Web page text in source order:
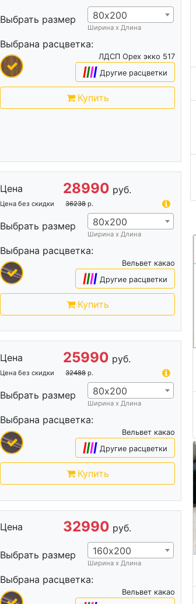
Выбрать размер 80х200
Ширина х Длина
Выбрана расцветка:
ЛДСП Орех экко 517
|||| Другие расцветки
Купить
Цена 28990 руб.
Цена без скидки 36238 р.
Выбрать размер 80х200
Ширина х Длина
Выбрана расцветка:
Вельвет какао
|||| Другие расцветки
Купить
Цена 25990 руб.
Цена без скидки 32488 р.
Выбрать размер 80х200
Ширина х Длина
Выбрана расцветка:
Вельвет какао
|||| Другие расцветки
Купить
Цена 32990 руб.
Выбрать размер 160х200
Ширина х Длина
Выбрана расцветка:
Вельвет какао